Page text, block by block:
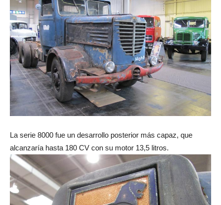
La serie 8000 fue un desarrollo posterior más capaz, que
alcanzaría hasta 180 CV con su motor 13,5 litros.